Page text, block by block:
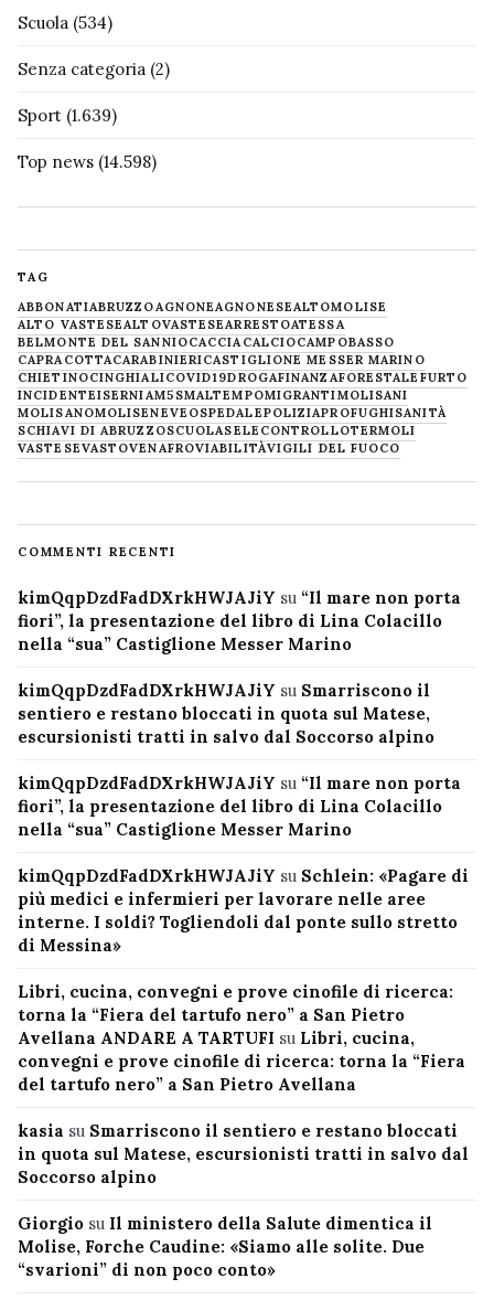
Scuola (534)
Senza categoria (2)
Sport (1.639)
Top news (14.598)
TAG
ABBONATIABRUZZOAGNONEAGNONESEALTOMOLISE
ALTO VASTESEALTOVASTESEARRESTOATESSA
BELMONTE DEL SANNIOCACCIACALCIOCAMPOBASSO
CAPRACOTTACARABINIERICASTIGLIONE MESSER MARINO
CHIETINOCINGHIALICOVID19DROGAFINANZAFORESTALE FURTO
INCIDENTEISERNIAM5SMALTEMPOMIGRANTIMOLISANI
MOLISANOMOLISENEVE OSPEDALEPOLIZIAPROFUGHISANITÀ
SCHIAVI DI ABRUZZOSCUOLASELECONTROLLOTERMOLI
VASTESEVASTOVENAFROVIABILITÀVIGILI DEL FUOCO
COMMENTI RECENTI
kimQqpDzdFadDXrkHWJAJiY su “Il mare non porta
fiori”, la presentazione del libro di Lina Colacillo
nella “sua” Castiglione Messer Marino
kimQqpDzdFadDXrkHWJAJiY su Smarriscono il
sentiero e restano bloccati in quota sul Matese,
escursionisti tratti in salvo dal Soccorso alpino
kimQqpDzdFadDXrkHWJAJiY su “Il mare non porta
fiori”, la presentazione del libro di Lina Colacillo
nella “sua” Castiglione Messer Marino
kimQqpDzdFadDXrkHWJAJiY su Schlein: «Pagare di
più medici e infermieri per lavorare nelle aree
interne. I soldi? Togliendoli dal ponte sullo stretto
di Messina»
Libri, cucina, convegni e prove cinofile di ricerca:
torna la “Fiera del tartufo nero” a San Pietro
Avellana ANDARE A TARTUFI su Libri, cucina,
convegni e prove cinofile di ricerca: torna la “Fiera
del tartufo nero” a San Pietro Avellana
kasia su Smarriscono il sentiero e restano bloccati
in quota sul Matese, escursionisti tratti in salvo dal
Soccorso alpino
Giorgio su Il ministero della Salute dimentica il
Molise, Forche Caudine: «Siamo alle solite. Due
“svarioni” di non poco conto»